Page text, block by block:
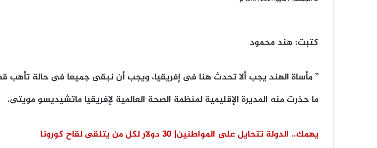
كتبت: هند محمود
” مأساة الهند يجب ألا تحدث هنا فى إفريقيا، ويجب أن نبقى جميعا فى حالة تأهب
ما حذرت منه المديرة الإقليمية لمنظمة الصحة العالمية لإفريقيا ماتشيديسو مويتى.
يهمك.. الدولة تتحايل على المواطنين| 30 دولار لكل من يتلقى لقاح كورونا